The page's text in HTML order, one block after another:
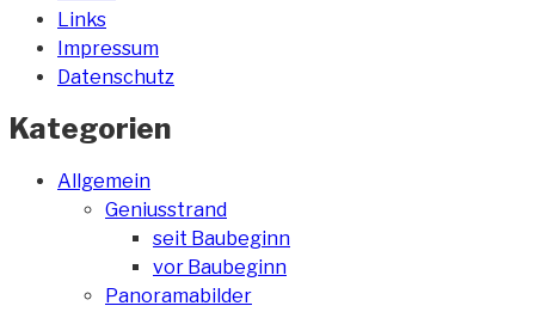
Links
Impressum
Datenschutz
Kategorien
Allgemein
Geniusstrand
seit Baubeginn
vor Baubeginn
Panoramabilder